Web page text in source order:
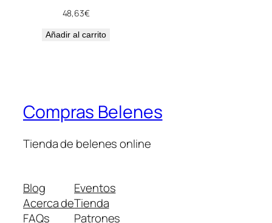
48,63€
Añadir al carrito
Compras Belenes
Tienda de belenes online
Blog
Acerca de
FAQs
Eventos
Tienda
Patrones